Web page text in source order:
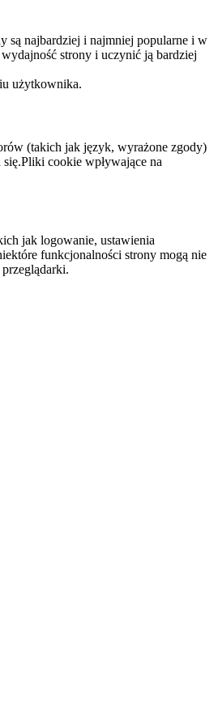
są najbardziej i najmniej popularne i w
strony i uczynić ją bardziej
użytkownika.
(takich jak język, wyrażone zgody)
cookie wpływające na
jak logowanie, ustawienia
funkcjonalności strony mogą nie